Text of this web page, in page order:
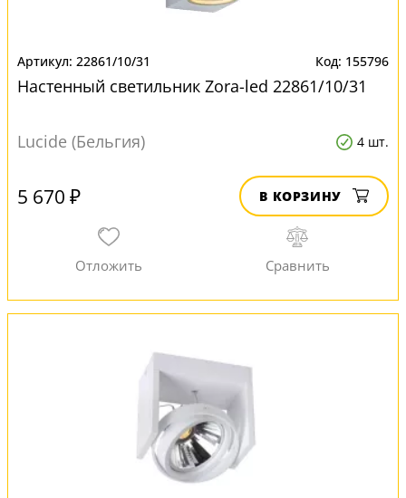
22861/10/31 155796
Настенный светильник Zora-led 22861/10/31
Lucide (Бельгия) 4 шт.
5 670 ₽ В КОРЗИНУ